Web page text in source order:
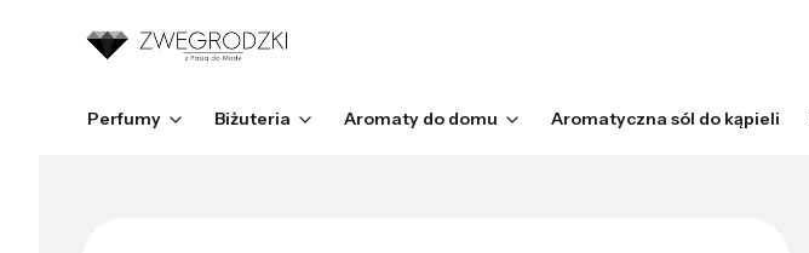
Perfumy Biżuteria Aromaty do domu Aromatyczna sól do kąpieli